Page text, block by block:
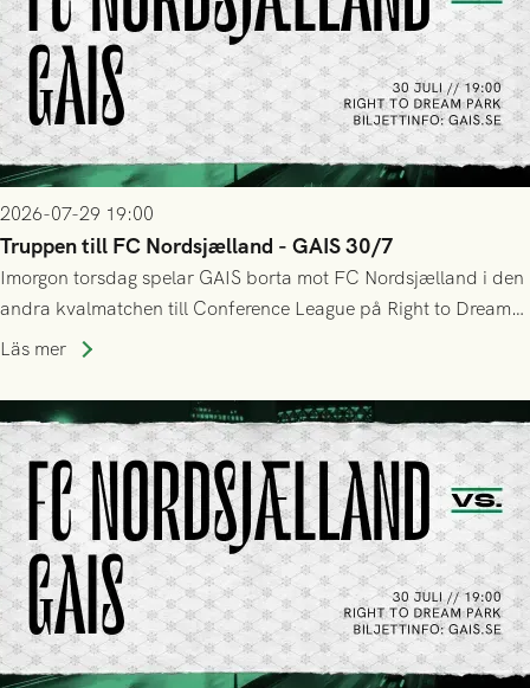
2026-07-29 19:00
Truppen till FC Nordsjælland - GAIS 30/7
Imorgon torsdag spelar GAIS borta mot FC Nordsjælland i den
andra kvalmatchen till Conference League på Right to Dream
Park! Fredrik Holmberg och ledarstaben har tagit ut följande
Läs mer